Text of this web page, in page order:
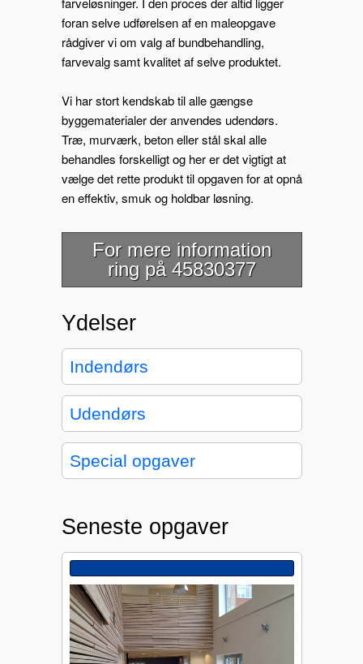
foran selve udførelsen af en maleopgave
rådgiver vi om valg af bundbehandling,
farvevalg samt kvalitet af selve produktet.
Vi har stort kendskab til alle gængse
byggematerialer der anvendes udendørs.
Træ, murværk, beton eller stål skal alle
behandles forskelligt og her er det vigtigt at
vælge det rette produkt til opgaven for at opnå
en effektiv, smuk og holdbar løsning.
For mere information
ring på 45830377
Ydelser
Indendørs
Udendørs
Special opgaver
Seneste opgaver